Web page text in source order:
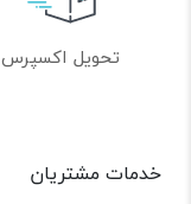
تحویل اکسپرس
خدمات مشتریان